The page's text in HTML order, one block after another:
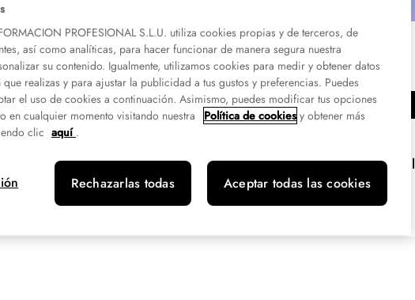
08
Barcelona, Murcia, Sevilla, Valencia Campanar,
Madrid Alcobendas, Madrid Alcorcón, Valencia
San Vicente Mártir
Presencial
PROFESIONAL S.L.U. utiliza cookies propias y de terceros, de
así como analíticas, para hacer funcionar de manera segura nuestra
su contenido. Igualmente, utilizamos cookies para medir y obtener datos
realizas y para ajustar la publicidad a tus gustos y preferencias. Puedes
el uso de cookies a continuación. Asimismo, puedes modificar tus opciones
en cualquier momento visitando nuestra
Política de cookies y obtener más
clic aquí .
Rechazarlas todas Aceptar todas las cookies